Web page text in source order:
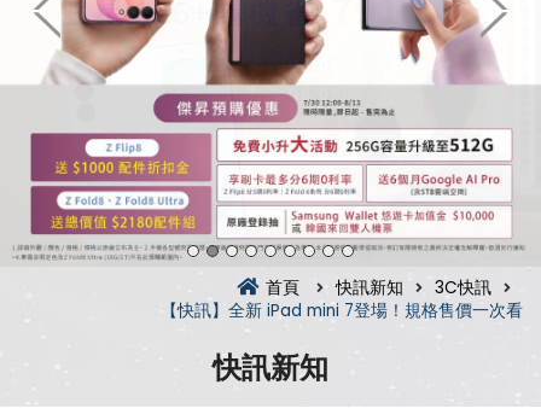
首頁 快訊新知
3C快訊
【快訊】全新 iPad mini 7登場！規格售價一次看
快訊新知